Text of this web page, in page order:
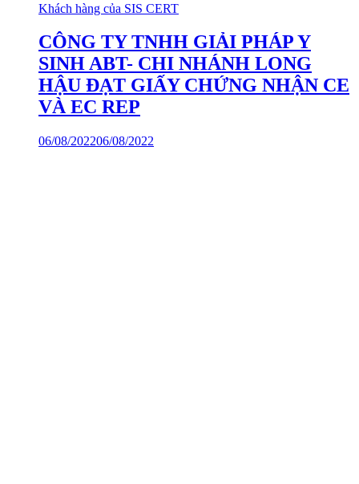
Khách hàng của SIS CERT
CÔNG TY TNHH GIẢI PHÁP Y
SINH ABT- CHI NHÁNH LONG
HẬU ĐẠT GIẤY CHỨNG NHẬN CE
VÀ EC REP
06/08/202206/08/2022